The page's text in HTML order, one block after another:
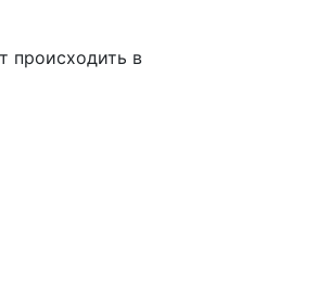
происходить в